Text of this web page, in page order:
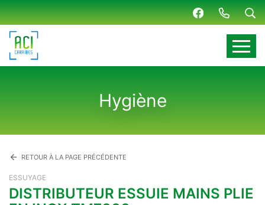
Hygiène
arrow_back RETOUR À LA PAGE PRÉCÉDENTE
ESSUYAGE
DISTRIBUTEUR ESSUIE MAINS PLIE
Panneau de gestion des cookies